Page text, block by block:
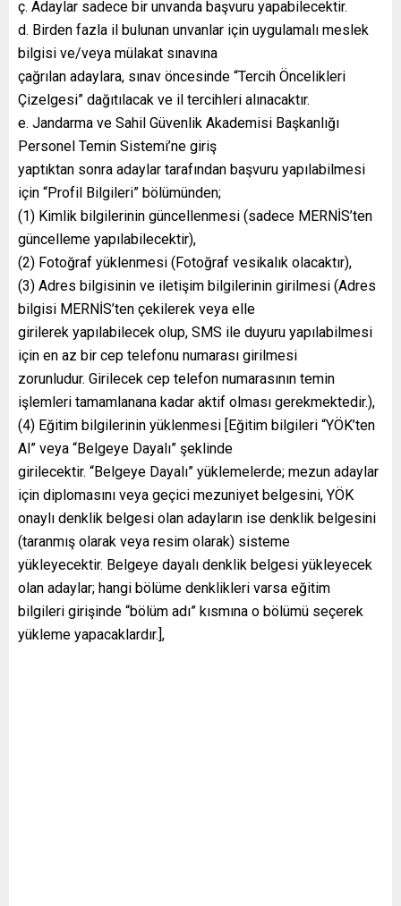
ç. Adaylar sadece bir unvanda başvuru yapabilecektir.
d. Birden fazla il bulunan unvanlar için uygulamalı meslek
bilgisi ve/veya mülakat sınavına
çağrılan adaylara, sınav öncesinde “Tercih Öncelikleri
Çizelgesi” dağıtılacak ve il tercihleri alınacaktır.
e. Jandarma ve Sahil Güvenlik Akademisi Başkanlığı
Personel Temin Sistemi’ne giriş
yaptıktan sonra adaylar tarafından başvuru yapılabilmesi
için “Profil Bilgileri” bölümünden;
(1) Kimlik bilgilerinin güncellenmesi (sadece MERNİS’ten
güncelleme yapılabilecektir),
(2) Fotoğraf yüklenmesi (Fotoğraf vesikalık olacaktır),
(3) Adres bilgisinin ve iletişim bilgilerinin girilmesi (Adres
bilgisi MERNİS’ten çekilerek veya elle
girilerek yapılabilecek olup, SMS ile duyuru yapılabilmesi
için en az bir cep telefonu numarası girilmesi
zorunludur. Girilecek cep telefon numarasının temin
işlemleri tamamlanana kadar aktif olması gerekmektedir.),
(4) Eğitim bilgilerinin yüklenmesi [Eğitim bilgileri “YÖK’ten
Al” veya “Belgeye Dayalı” şeklinde
girilecektir. “Belgeye Dayalı” yüklemelerde; mezun adaylar
için diplomasını veya geçici mezuniyet belgesini, YÖK
onaylı denklik belgesi olan adayların ise denklik belgesini
(taranmış olarak veya resim olarak) sisteme
yükleyecektir. Belgeye dayalı denklik belgesi yükleyecek
olan adaylar; hangi bölüme denklikleri varsa eğitim
bilgileri girişinde “bölüm adı” kısmına o bölümü seçerek
yükleme yapacaklardır.],